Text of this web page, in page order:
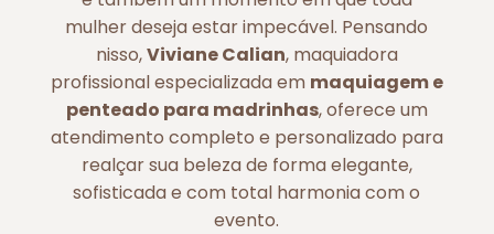
mulher deseja estar impecável. Pensando
nisso,Viviane Calian, maquiadora
profissional especializada em maquiagem e
penteado para madrinhas, oferece um
atendimento completo e personalizado para
realçar sua beleza de forma elegante,
sofisticada e com total harmonia com o
evento.